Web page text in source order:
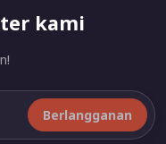
kami
Berlangganan